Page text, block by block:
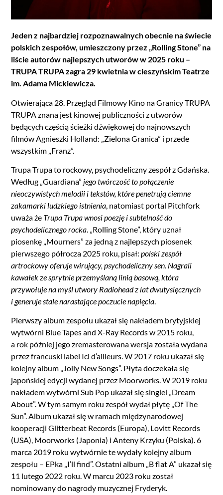
Jeden z najbardziej rozpoznawalnych obecnie na świecie
polskich zespołów, umieszczony przez „Rolling Stone” na
liście autorów najlepszych utworów w 2025 roku –
TRUPA TRUPA zagra 29 kwietnia w cieszyńskim Teatrze
im. Adama Mickiewicza.
Otwierająca 28. Przegląd Filmowy Kino na Granicy TRUPA
TRUPA znana jest kinowej publiczności z utworów
będących częścią ścieżki dźwiękowej do najnowszych
filmów Agnieszki Holland: „Zielona Granica” i przede
wszystkim „Franz”.
Trupa Trupa to rockowy, psychodeliczny zespół z Gdańska.
Według „Guardiana” jego twórczość to połączenie
nieoczywistych melodii i tekstów, które penetrują ciemne
zakamarki ludzkiego istnienia, natomiast portal Pitchfork
uważa że Trupa Trupa wnosi poezję i subtelność do
psychodelicznego rocka. „Rolling Stone”, który uznał
piosenkę „Mourners” za jedną z najlepszych piosenek
pierwszego półrocza 2025 roku, pisał:polski zespół
artrockowy oferuje wirujący, psychodeliczny sen. Nagrali
kawałek ze sprytnie przemyślaną linią basową, która
przywołuje na myśl utwory Radiohead z lat dwutysięcznych
i generuje stale narastające poczucie napięcia.
Pierwszy album zespołu ukazał się nakładem brytyjskiej
wytwórni Blue Tapes and X-Ray Records w 2015 roku,
a rok później jego zremasterowana wersja została wydana
przez francuski label Ici d’ailleurs. W 2017 roku ukazał się
kolejny album „Jolly New Songs”. Płyta doczekała się
japońskiej edycji wydanej przez Moorworks. W 2019 roku
nakładem wytwórni Sub Pop ukazał się singiel „Dream
About”. W tym samym roku zespół wydał płytę „Of The
Sun”. Album ukazał się w ramach międzynarodowej
kooperacji Glitterbeat Records (Europa), Lovitt Records
(USA), Moorworks (Japonia) i Anteny Krzyku (Polska). 6
marca 2019 roku wytwórnie te wydały kolejny album
zespołu – EPka „I’ll find”. Ostatni album „B flat A” ukazał się
11 lutego 2022 roku. W marcu 2023 roku został
nominowany do nagrody muzycznej Fryderyk.